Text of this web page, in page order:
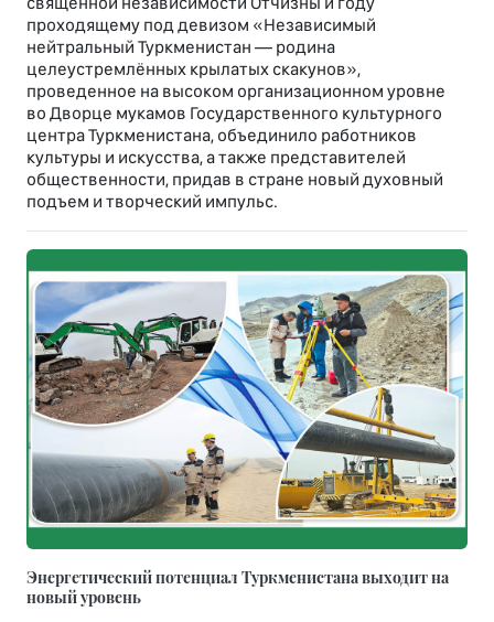
проходящему под девизом «Независимый
нейтральный Туркменистан — родина
целеустремлённых крылатых скакунов»,
проведенное на высоком организационном уровне
во Дворце мукамов Государственного культурного
центра Туркменистана, объединило работников
культуры и искусства, а также представителей
общественности, придав в стране новый духовный
подъем и творческий импульс.
Энергетический потенциал Туркменистана выходит на
новый уровень